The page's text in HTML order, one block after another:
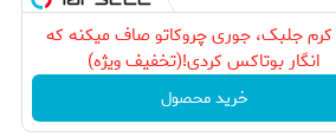
کرم جلبک، جوری چروکاتو صاف میکنه که
انگار بوتاکس کردی!(تخفیف ویژه)
خرید محصول